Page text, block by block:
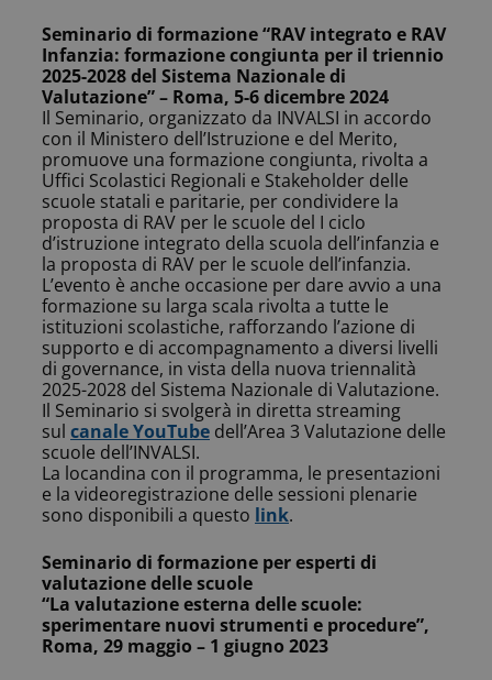
Seminario di formazione “RAV integrato e RAV
Infanzia: formazione congiunta per il triennio
2025-2028 del Sistema Nazionale di
Valutazione” – Roma, 5-6 dicembre 2024
Il Seminario, organizzato da INVALSI in accordo
con il Ministero dell’Istruzione e del Merito,
promuove una formazione congiunta, rivolta a
Uffici Scolastici Regionali e Stakeholder delle
scuole statali e paritarie, per condividere la
proposta di RAV per le scuole del I ciclo
d’istruzione integrato della scuola dell’infanzia e
la proposta di RAV per le scuole dell’infanzia.
L’evento è anche occasione per dare avvio a una
formazione su larga scala rivolta a tutte le
istituzioni scolastiche, rafforzando l’azione di
supporto e di accompagnamento a diversi livelli
di governance, in vista della nuova triennalità
2025-2028 del Sistema Nazionale di Valutazione.
Il Seminario si svolgerà in diretta streaming
sul canale YouTube dell’Area 3 Valutazione delle
scuole dell’INVALSI.
La locandina con il programma, le presentazioni
e la videoregistrazione delle sessioni plenarie
sono disponibili a questo link.
Seminario di formazione per esperti di
valutazione delle scuole
“La valutazione esterna delle scuole:
sperimentare nuovi strumenti e procedure”,
Roma, 29 maggio – 1 giugno 2023